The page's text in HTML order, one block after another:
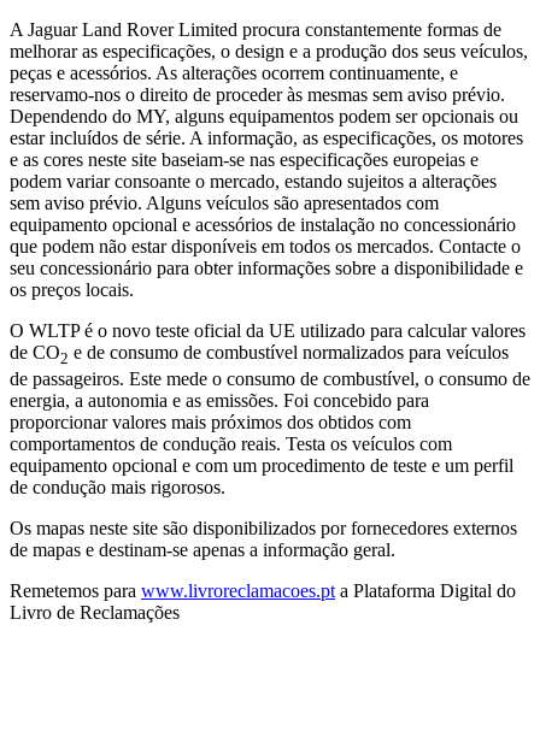
A Jaguar Land Rover Limited procura constantemente formas de
melhorar as especificações, o design e a produção dos seus veículos,
peças e acessórios. As alterações ocorrem continuamente, e
reservamo-nos o direito de proceder às mesmas sem aviso prévio.
Dependendo do MY, alguns equipamentos podem ser opcionais ou
estar incluídos de série. A informação, as especificações, os motores
e as cores neste site baseiam-se nas especificações europeias e
podem variar consoante o mercado, estando sujeitos a alterações
sem aviso prévio. Alguns veículos são apresentados com
equipamento opcional e acessórios de instalação no concessionário
que podem não estar disponíveis em todos os mercados. Contacte o
seu concessionário para obter informações sobre a disponibilidade e
os preços locais.
O WLTP é o novo teste oficial da UE utilizado para calcular valores
de CO2 e de consumo de combustível normalizados para veículos
de passageiros. Este mede o consumo de combustível, o consumo de
energia, a autonomia e as emissões. Foi concebido para
proporcionar valores mais próximos dos obtidos com
comportamentos de condução reais. Testa os veículos com
equipamento opcional e com um procedimento de teste e um perfil
de condução mais rigorosos.
Os mapas neste site são disponibilizados por fornecedores externos
de mapas e destinam-se apenas a informação geral.
Remetemos para www.livroreclamacoes.pt a Plataforma Digital do
Livro de Reclamações